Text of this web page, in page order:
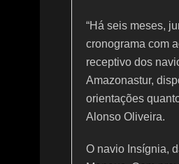
“Há seis meses,
cronograma com
receptivo dos
Amazonastur,
orientações
Alonso Oliveira.
O navio Insígnia,